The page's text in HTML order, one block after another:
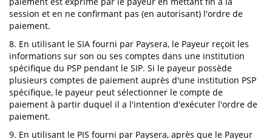
session et en ne confirmant pas (en autorisant) l'ordre de
paiement.
8. En utilisant le SIA fourni par Paysera, le Payeur reçoit les
informations sur son ou ses comptes dans une institution
spécifique du PSP pendant le SIP. Si le payeur possède
plusieurs comptes de paiement auprès d'une institution PSP
spécifique, le payeur peut sélectionner le compte de
paiement à partir duquel il a l'intention d'exécuter l'ordre de
paiement.
9. En utilisant le PIS fourni par Paysera, après que le Payeur